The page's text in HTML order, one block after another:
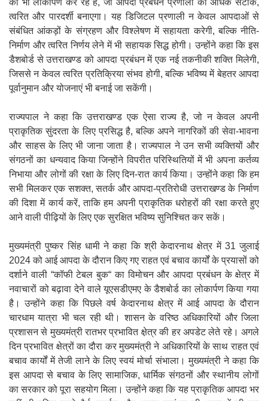
का भी लोकार्पण कर रहे हैं, जो आपदा प्रबंधन प्रणाली को अधिक सटीक,
त्वरित और पारदर्शी बनाएगा। यह डिजिटल प्रणाली न केवल आपदाओं से
संबंधित आंकड़ों के संग्रहण और विश्लेषण में सहायता करेगी, बल्कि नीति-
निर्माण और त्वरित निर्णय लेने में भी सहायक सिद्ध होगी। उन्होंने कहा कि इस
डैशबोर्ड से उत्तराखण्ड को आपदा प्रबंधन में एक नई तकनीकी शक्ति मिलेगी,
जिससे न केवल त्वरित प्रतिक्रिया संभव होगी, बल्कि भविष्य में बेहतर आपदा
पूर्वानुमान और योजनाएं भी बनाई जा सकेंगी।
राज्यपाल ने कहा कि उत्तराखण्ड एक ऐसा राज्य है, जो न केवल अपनी
प्राकृतिक सुंदरता के लिए प्रसिद्ध है, बल्कि अपने नागरिकों की सेवा-भावना
और साहस के लिए भी जाना जाता है। राज्यपाल ने उन सभी व्यक्तियों और
संगठनों का धन्यवाद किया जिन्होंने विपरीत परिस्थितियों में भी अपना कर्तव्य
निभाया और लोगों की रक्षा के लिए दिन-रात कार्य किया। उन्होंने कहा कि हम
सभी मिलकर एक सशक्त, सतर्क और आपदा-प्रतिरोधी उत्तराखण्ड के निर्माण
की दिशा में कार्य करें, ताकि हम अपनी प्राकृतिक धरोहरों की रक्षा करते हुए
आने वाली पीढ़ियों के लिए एक सुरक्षित भविष्य सुनिश्चित कर सकें।
मुख्यमंत्री पुष्कर सिंह धामी ने कहा कि श्री केदारनाथ क्षेत्र में 31 जुलाई
2024 को आई आपदा के दौरान किए गए राहत एवं बचाव कार्यों के प्रयासों को
दर्शाने वाली “कॉफी टेबल बुक“ का विमोचन और आपदा प्रबंधन के क्षेत्र में
नवाचारों को बढ़ावा देने वाले यूएसडीएमए के डैशबोर्ड का लोकार्पण किया गया
है। उन्होंने कहा कि पिछले वर्ष केदारनाथ क्षेत्र में आई आपदा के दौरान
चारधाम यात्रा भी चल रही थी। शासन के वरिष्ठ अधिकारियों और जिला
प्रशासन से मुख्यमंत्री रातभर प्रभावित क्षे़त्र की हर अपडेट लेते रहे। अगले
दिन प्रभावित क्षेत्रों का दौरा कर मुख्यमंत्री ने अधिकारियों के साथ राहत एवं
बचाव कार्यों में तेजी लाने के लिए स्वयं मोर्चा संभाला। मुख्यमंत्री ने कहा कि
इस आपदा से बचाव के लिए सामाजिक, धार्मिक संगठनों और स्थानीय लोगों
का सरकार को पूरा सहयोग मिला। उन्होंने कहा कि यह प्राकृतिक आपदा भर